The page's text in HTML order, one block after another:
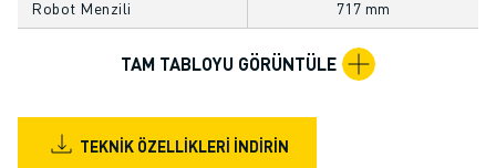
YÜKSEK HIZLI DELME VE KILAVUZ ÇEKME
MAKINE BESLEME
Robot Menzili 717 mm
TAM TABLOYU GÖRÜNTÜLE
TEKNIK ÖZELLIKLERI İNDIRIN